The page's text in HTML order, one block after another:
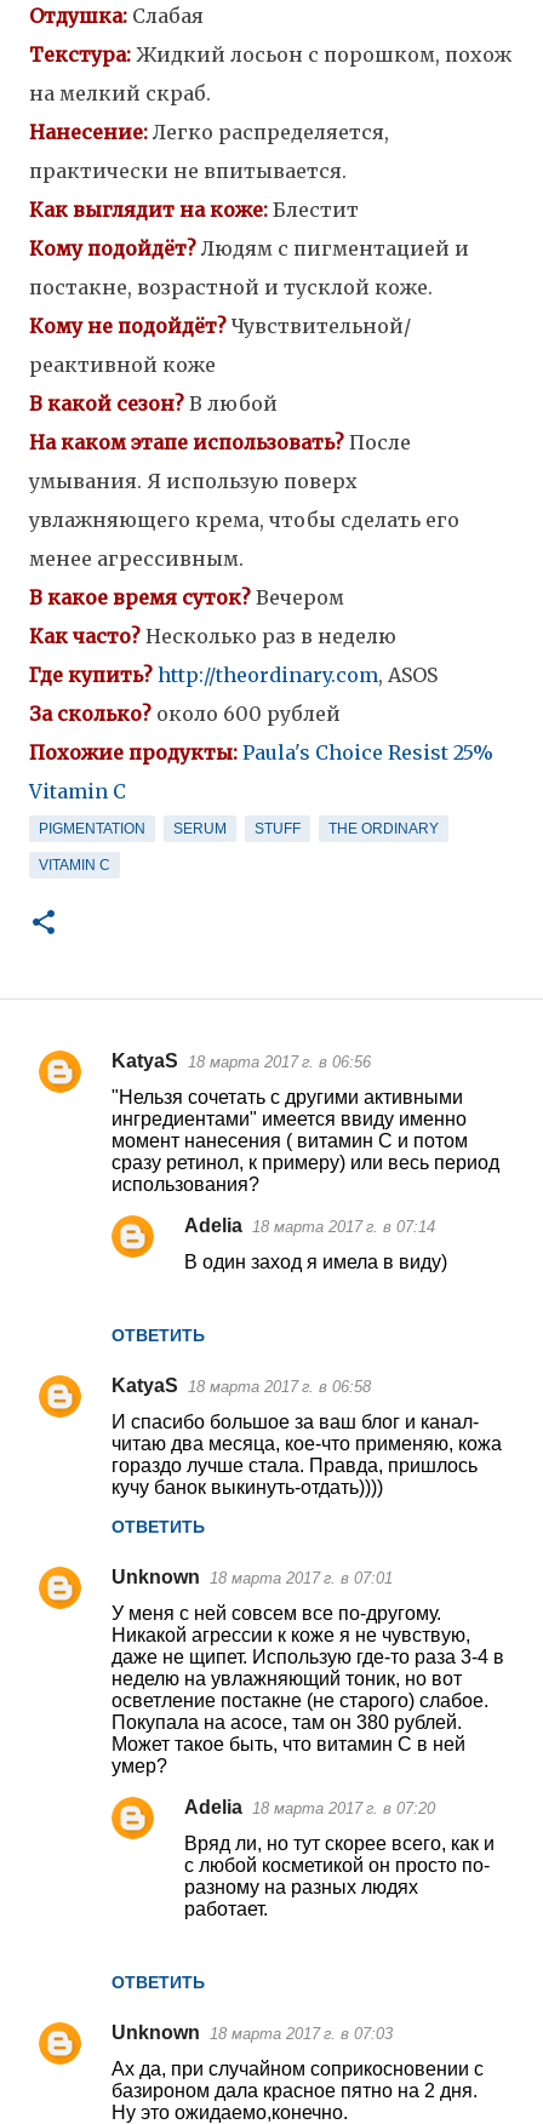
Отдушка: Слабая
Текстура: Жидкий лосьон с порошком, похож
на мелкий скраб.
Нанесение: Легко распределяется,
практически не впитывается.
Как выглядит на коже: Блестит
Кому подойдёт? Людям с пигментацией и
постакне, возрастной и тусклой коже.
Кому не подойдёт? Чувствительной/
реактивной коже
В какой сезон? В любой
На каком этапе использовать? После
умывания. Я использую поверх
увлажняющего крема, чтобы сделать его
менее агрессивным.
В какое время суток? Вечером
Как часто? Несколько раз в неделю
Где купить? http://theordinary.com, ASOS
За сколько? около 600 рублей
Похожие продукты: Paula's Choice Resist 25%
Vitamin C
PIGMENTATION SERUM STUFF THE ORDINARY
VITAMIN C
К
и
и
KatyaS 18 марта 2017 г. в 06:56
"Нельзя сочетать с другими активными
ингредиентами" имеется ввиду именно
момент нанесения ( витамин С и потом
сразу ретинол, к примеру) или весь период
использования?
ОТВЕТИТЬ
Adelia 18 марта 2017 г. в 07:14
В один заход я имела в виду)
KatyaS 18 марта 2017 г. в 06:58
И спасибо большое за ваш блог и канал-
читаю два месяца, кое-что применяю, кожа
гораздо лучше стала. Правда, пришлось
кучу банок выкинуть-отдать))))
ОТВЕТИТЬ
Unknown 18 марта 2017 г. в 07:01
У меня с ней совсем все по-другому.
Никакой агрессии к коже я не чувствую,
даже не щипет. Использую где-то раза 3-4 в
неделю на увлажняющий тоник, но вот
осветление постакне (не старого) слабое.
Покупала на асосе, там он 380 рублей.
Может такое быть, что витамин С в ней
умер?
ОТВЕТИТЬ
Adelia 18 марта 2017 г. в 07:20
Вряд ли, но тут скорее всего, как и
с любой косметикой он просто по-
разному на разных людях
работает.
Unknown 18 марта 2017 г. в 07:03
Ах да, при случайном соприкосновении с
базироном дала красное пятно на 2 дня.
Ну это ожидаемо,конечно.